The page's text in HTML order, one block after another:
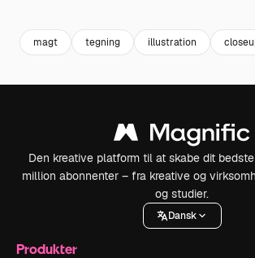
magt tegning illustration
Den kreative platform til at skabe dit
million abonnenter – fra kreative og
og studier.
Dansk
Produkter